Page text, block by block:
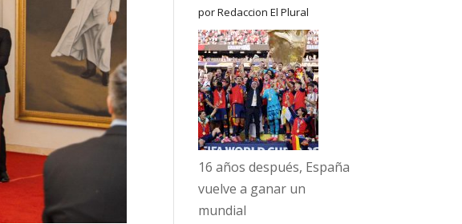
por Redaccion El Plural
16 años después, España
vuelve a ganar un
mundial